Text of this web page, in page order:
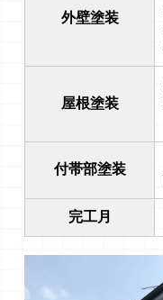
外壁塗装
屋根塗装
付帯部塗装
完工月